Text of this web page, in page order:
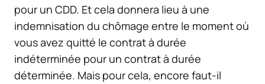
pour un CDD. Et cela donnera lieu à une
indemnisation du chômage entre le moment où
vous avez quitté le contrat à durée
indéterminée pour un contrat à durée
déterminée. Mais pour cela, encore faut-il